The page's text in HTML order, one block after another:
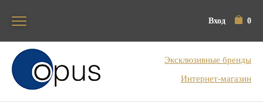
Вход 0
Блок поиска
Эксклюзивные бренды
Интернет-магазин